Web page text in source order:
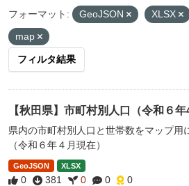
フォーマット: GeoJSON XLSX
map
フィルタ結果
【秋田県】市町村別人口（令和６年
県内の市町村別人口と世帯数をマップ用
（令和６年４月現在）
GeoJSON XLSX
0 381 0 0 0